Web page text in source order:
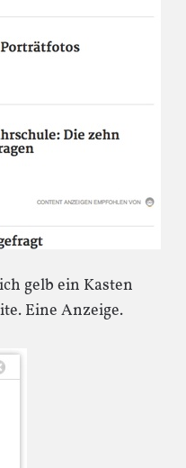
gelb ein Kasten
Eine Anzeige.